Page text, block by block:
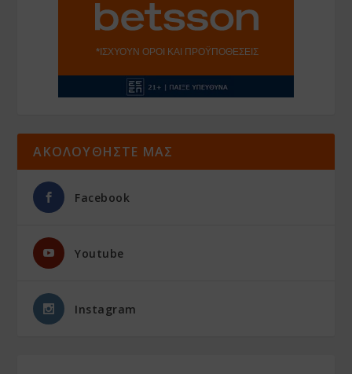
ΑΚΟΛΟΥΘΗΣΤΕ ΜΑΣ
Facebook
Youtube
Instagram